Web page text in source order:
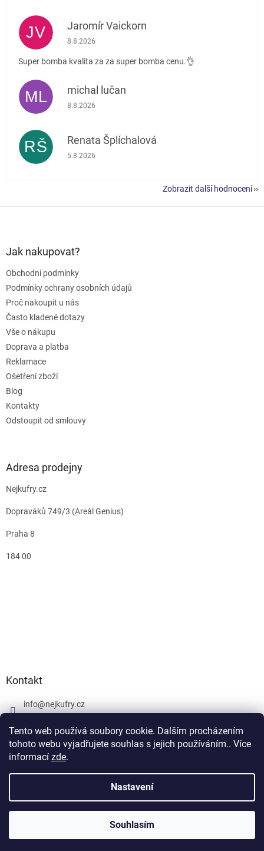
Tento web používá soubory cookie. Dalším procházením
tohoto webu vyjadřujete souhlas s jejich používáním.. Více
informací zde.
Nastavení
Souhlasím
JV Jaromír Vaickorn
Hodnocení obchodu je 5 z 5 hvězdiček.
8.8.2026
Super bomba kvalita za za super bomba cenu.👌
ML michal lučan
Hodnocení obchodu je 5 z 5 hvězdiček.
8.8.2026
RŠ Renata Šplíchalová
Hodnocení obchodu je 5 z 5 hvězdiček.
5.8.2026
Zobrazit další hodnocení
Jak nakupovat?
Obchodní podmínky
Podmínky ochrany osobních údajů
Proč nakoupit u nás
Často kladené dotazy
Vše o nákupu
Doprava a platba
Reklamace
Ošetření zboží
Blog
Kontakty
Odstoupit od smlouvy
Adresa prodejny
Nejkufry.cz
Dopraváků 749/3 (Areál Genius)
Praha 8
184 00
Kontakt
info@nejkufry.cz
Facebook
Vytvořil Shoptet Premium
nejkufry.cz. Všechna práva vyhrazena.